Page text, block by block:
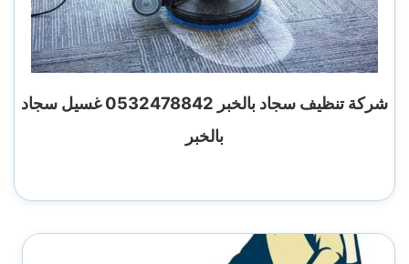
شركة تنظيف سجاد بالخبر 0532478842 غسيل سجاد
بالخبر